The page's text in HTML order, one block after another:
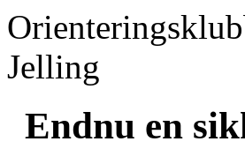
Jelling
Endnu en